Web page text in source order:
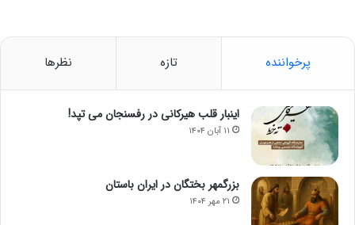
پرخواننده تازه نظرها
اینبار قلب هیرکانی در رفسنجان می تپد!
۱۱ آبان ۱۴۰۴
بزرگمهر بختگان در ایران باستان
۲۱ مهر ۱۴۰۴